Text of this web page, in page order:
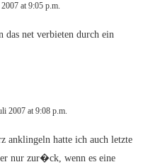
at 9:05 p.m.
das net verbieten durch ein
2007 at 9:08 p.m.
anklingeln hatte ich auch letzte
nur zur�ck, wenn es eine